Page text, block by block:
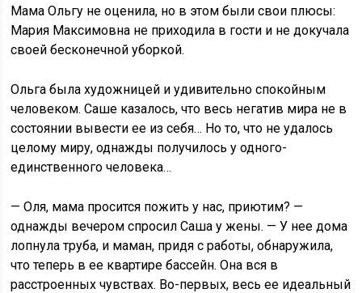
Мама Ольгу не оценила, но в этом были свои плюсы:
Мария Максимовна не приходила в гости и не докучала
своей бесконечной уборкой.
Ольга была художницей и удивительно спокойным
человеком. Саше казалось, что весь негатив мира не в
состоянии вывести ее из себя… Но то, что не удалось
целому миру, однажды получилось у одного-
единственного человека…
— Оля, мама просится пожить у нас, приютим? —
однажды вечером спросил Саша у жены. — У нее дома
лопнула труба, и маман, придя с работы, обнаружила,
что теперь в ее квартире бассейн. Она вся в
расстроенных чувствах. Во-первых, весь ее идеальный